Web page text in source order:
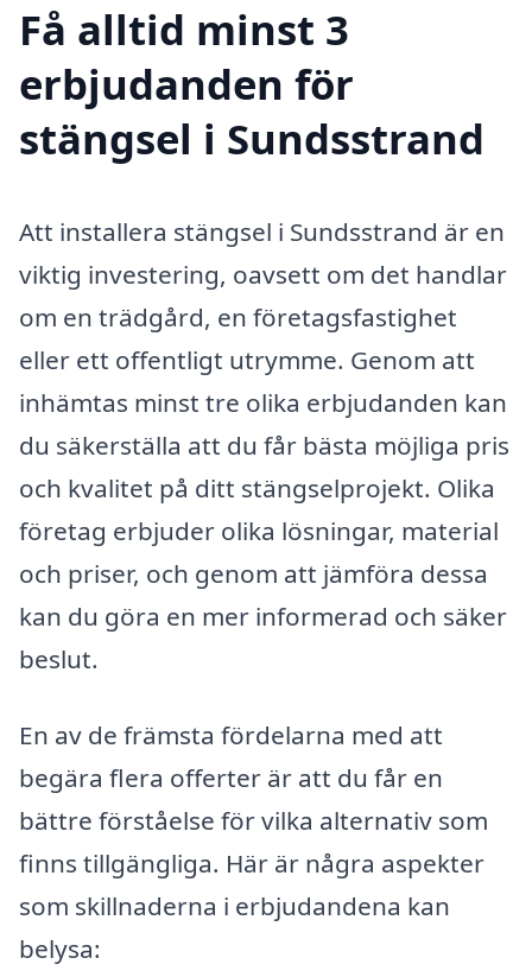
Få alltid minst 3
erbjudanden för
stängsel i Sundsstrand
Att installera stängsel i Sundsstrand är en
viktig investering, oavsett om det handlar
om en trädgård, en företagsfastighet
eller ett offentligt utrymme. Genom att
inhämtas minst tre olika erbjudanden kan
du säkerställa att du får bästa möjliga pris
och kvalitet på ditt stängselprojekt. Olika
företag erbjuder olika lösningar, material
och priser, och genom att jämföra dessa
kan du göra en mer informerad och säker
beslut.
En av de främsta fördelarna med att
begära flera offerter är att du får en
bättre förståelse för vilka alternativ som
finns tillgängliga. Här är några aspekter
som skillnaderna i erbjudandena kan
belysa: